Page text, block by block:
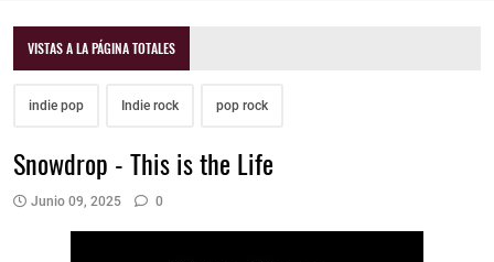
VISTAS A LA PÁGINA TOTALES
indie pop Indie rock pop rock
Snowdrop - This is the Life
Junio 09, 2025 0